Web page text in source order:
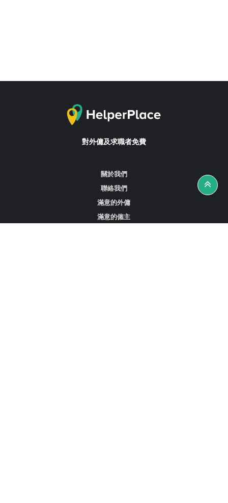
對外傭及求職者免費
關於我們
聯絡我們
滿意的外傭
滿意的僱主